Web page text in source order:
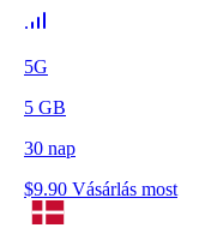
5G
5 GB
30 nap
$9.90 Vásárlás most